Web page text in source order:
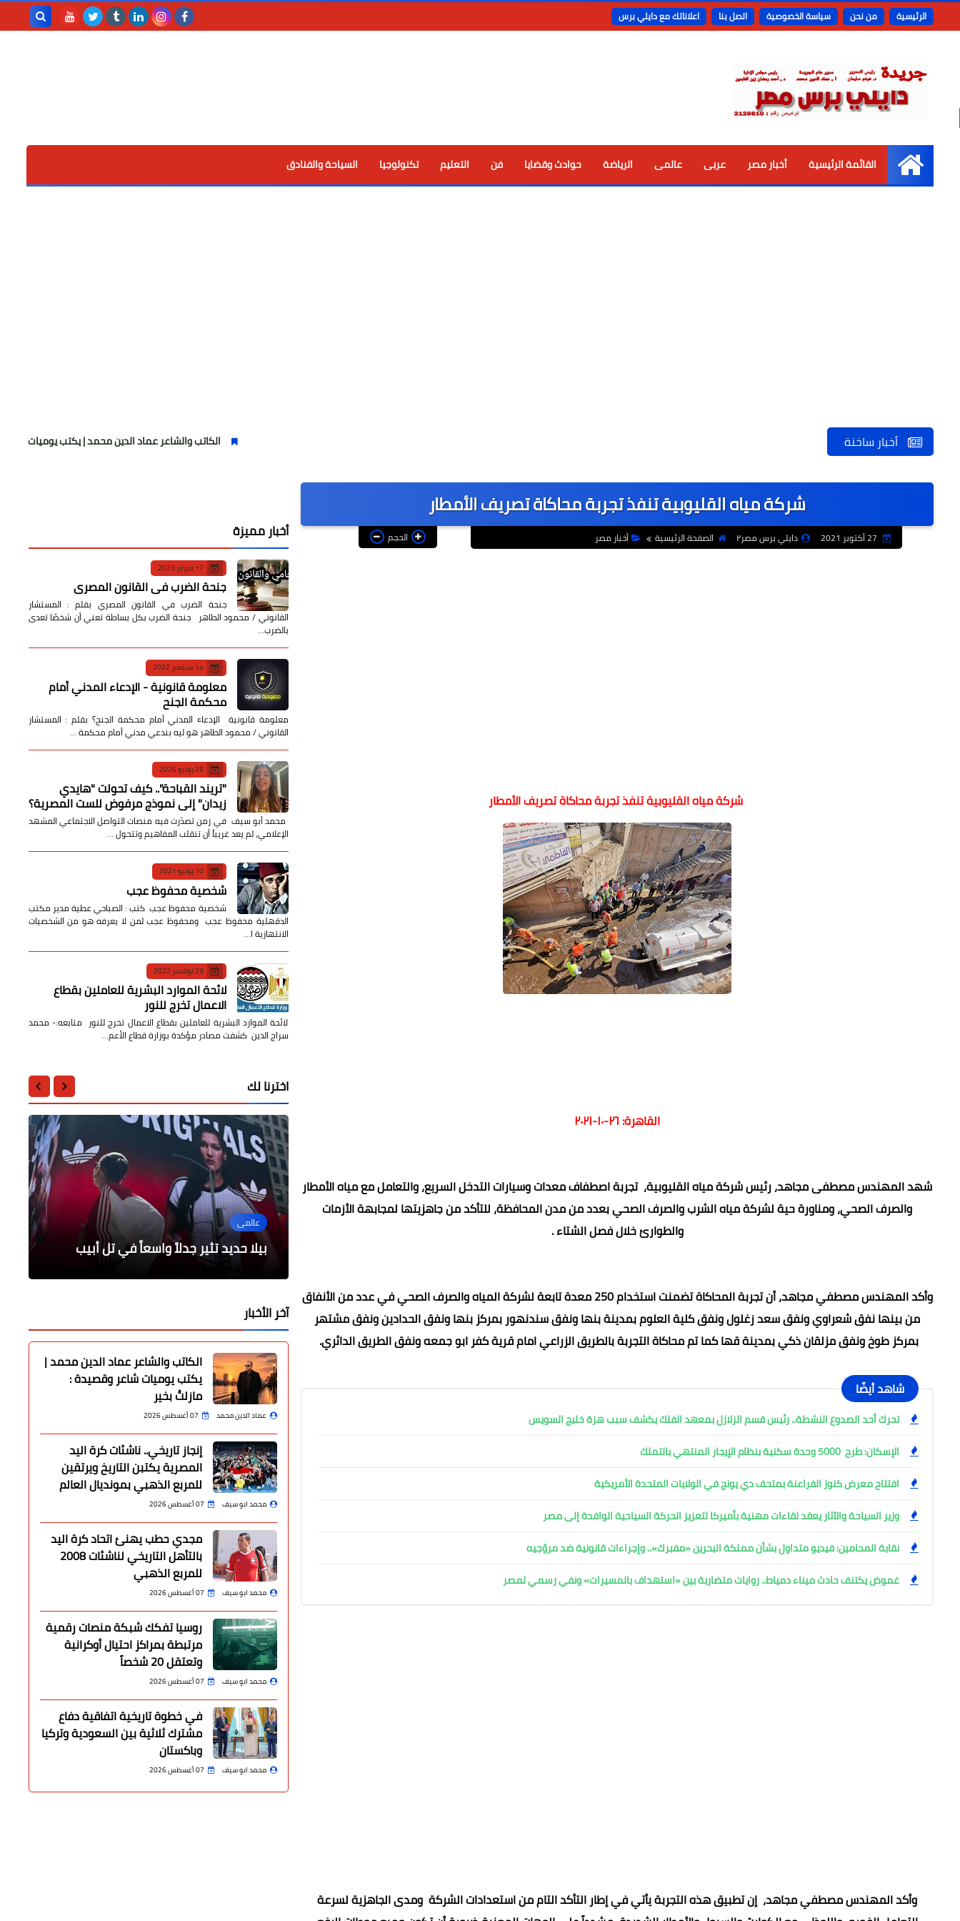
الرئيسية من نحن سياسة الخصوصية اتصل بنا اعلاناتك مع دايلي برس
الرئيسية
القائمة الرئيسية أخبار مصر عربى عالمى الرياضة حوادث وقضايا فن التعليم تكنولوجيا السياحة والفنادق
أخبار ساخنة الكاتب والشاعر عماد الدين محمد | يكتب يوميات شاعر وقصيدة :
شركة مياه القليوبية تنفذ تجربة محاكاة تصريف الأمطار
دايلي برس مصر٢ الصفحة الرئيسية أخبار مصر الحجم
شركة مياه القليوبية تنفذ تجربة محاكاة تصريف الأمطار
القاهرة: ٢٦-١٠-٢٠٢١
شهد المهندس مصطفى مجاهد، رئيس شركة مياه القليوبية، تجربة اصطفاف معدات وسيارات التدخل السريع، والتعامل مع مياه الأمطار
والصرف الصحي، ومناورة حية لشركة مياه الشرب والصرف الصحي بعدد من مدن المحافظة، للتأكد من جاهزيتها لمجابهة الأزمات
والطوارئ خلال فصل الشتاء .
وأكد المهندس مصطفي مجاهد، أن تجربة المحاكاة تضمنت استخدام 250 معدة تابعة لشركة المياه والصرف الصحي في عدد من الأنفاق
من بينها نفق شعراوي ونفق سعد زغلول ونفق كلية العلوم بمدينة بنها ونفق سندنهور بمركز بنها ونفق الحدادين ونفق مشتهر
بمركز طوخ ونفق مزلقان ذكي بمدينة قها كما تم محاكاة التجربة بالطريق الزراعي امام قرية كفر ابو جمعه ونفق الطريق الدائري.
شاهد أيضًا
تحرك أحد الصدوع النشطة.. رئيس قسم الزلازل بمعهد الفلك يكشف سبب هزة خليج السويس
الإسكان: طرح 5000 وحدة سكنية بنظام الإيجار المنتهي بالتملك
افتتاح معرض كنوز الفراعنة بمتحف دي يونج في الولايات المتحدة الأمريكية
وزير السياحة والآثار يعقد لقاءات مهنية بأميركا لتعزيز الحركة السياحية الوافدة إلى مصر
نقابة المحامين: فيديو متداول بشأن مملكة البحرين «مفبرك».. وإجراءات قانونية ضد مروّجيه
غموض يكتنف حادث ميناء دمياط.. روايات متضاربة بين «استهداف بالمسيرات» ونفي رسمي لمصر
وأكد المهندس مصطفي مجاهد، إن تطبيق هذه التجربة يأتي في إطار التأكد التام من استعدادات الشركة ومدى الجاهزية لسرعة
أخبار مميزة
17 فبراير 2023
جنحة الضرب في القانون المصري
جنحة الضرب في القانون المصري بقلم : المستشار
القانوني / محمود الطاهر جنحة الضرب بكل بساطة تعني أن شخصًا تعدى
بالضرب…
14 سبتمبر 2022
معلومة قانونية - الإدعاء المدني أمام
محكمة الجنح
معلومة قانونية الإدعاء المدني أمام محكمة الجنح؟ بقلم : المستشار
القانوني / محمود الطاهر هو ليه بندعي مدني أمام محكمة …
25 يوليو 2026
​"تريند القباحة".. كيف تحولت "هايدي
زيدان" إلى نموذج مرفوض للست المصرية؟
​ محمد أبو سيف ​في زمن تصدّرت فيه منصات التواصل الاجتماعي المشهد
الإعلامي، لم يعد غريباً أن تنقلب المفاهيم وتتحول …
10 يونيو 2021
شخصية محفوظ عجب
شخصية محفوظ عجب كتب : الصباحي عطية مدير مكتب
الدقهلية محفوظ عجب ومحفوظ عجب لمن لا يعرفه هو من الشخصيات
الانتهازية ا…
23 نوفمبر 2022
لائحة الموارد البشرية للعاملين بقطاع
الاعمال تخرج للنور
لائحة الموارد البشرية للعاملين بقطاع الاعمال تخرج للنور متابعه:- محمد
سراج الدين كشفت مصادر مؤكدة بوزارة قطاع الأعم…
اخترنا لك
عالمى
بيلا حديد تثير جدلاً واسعاً في تل أبيب
عربى
الكويت: تأييد حكم الحبس ضد البلوجر
فاطمة المؤمن
عالمى
بعد دعم بايدن لها لمواجهة ترامب من
هي كامالا هاريس
عربى
إرتفاع حصيلة ضحايا الصواعق الرعدية
بصنعاء
عالمى
تمديد حظر التجوال في بنغلاديش
آخر الأخبار
الكاتب والشاعر عماد الدين محمد |
يكتب يوميات شاعر وقصيدة :
مازلتُ بخير
عماد الدين محمد 07 أغسطس 2026
إنجاز تاريخي.. ناشئات كرة اليد
المصرية يكتبن التاريخ ويرتقين
للمربع الذهبي بمونديال العالم
محمد ابو سيف 07 أغسطس 2026
مجدي حطب يهنئ اتحاد كرة اليد
بالتأهل التاريخي لناشئات 2008
للمربع الذهبي
محمد ابو سيف 07 أغسطس 2026
روسيا تفكك شبكة منصات رقمية
مرتبطة بمراكز احتيال أوكرانية
وتعتقل 20 شخصاً
محمد ابو سيف 07 أغسطس 2026
في خطوة تاريخية اتفاقية دفاع
مشترك ثلاثية بين السعودية وتركيا
وباكستان
محمد ابو سيف 07 أغسطس 2026